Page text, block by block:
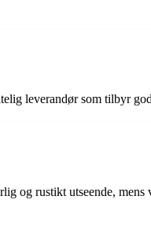
leverandør som tilbyr
og rustikt utseende, mens